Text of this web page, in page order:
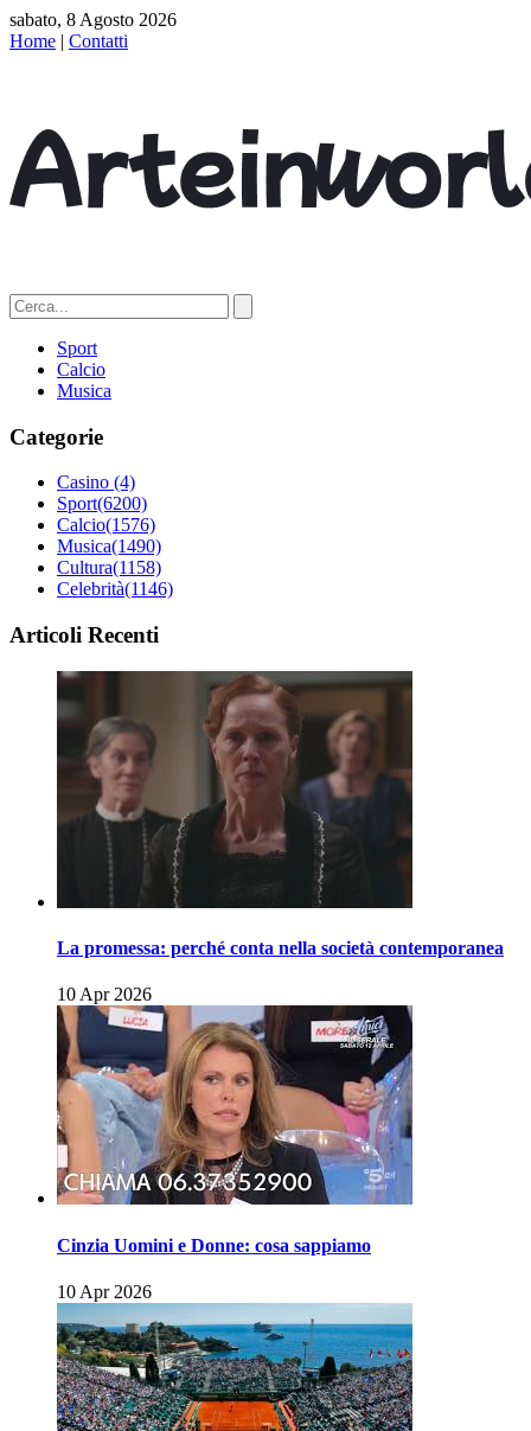
sabato, 8 Agosto 2026
Home | Contatti
Sport
Calcio
Musica
Categorie
Casino (4)
Sport(6200)
Calcio(1576)
Musica(1490)
Cultura(1158)
Celebrità(1146)
Articoli Recenti
La promessa: perché conta nella società contemporanea
10 Apr 2026
Cinzia Uomini e Donne: cosa sappiamo
10 Apr 2026